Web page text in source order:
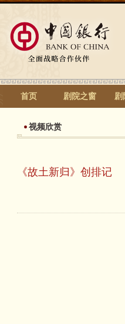
首页 剧院之窗 剧
视频欣赏
《故土新归》创排记